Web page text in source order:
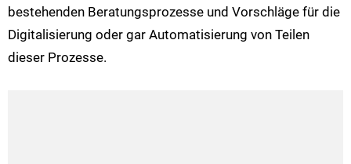
bestehenden Beratungsprozesse und Vorschläge für die
Digitalisierung oder gar Automatisierung von Teilen
dieser Prozesse.